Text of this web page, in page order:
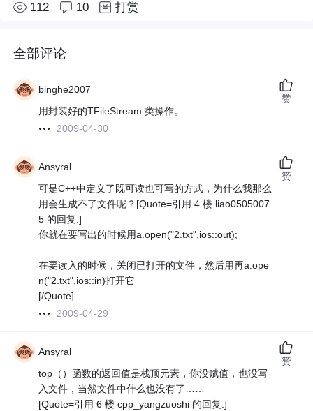
112 10 打赏
全部评论
binghe2007
用封装好的TFileStream 类操作。
2009-04-30
赞
Ansyral
可是C++中定义了既可读也可写的方式，为什么我那么
用会生成不了文件呢？[Quote=引用 4 楼 liao0505007
5 的回复:]
你就在要写出的时候用a.open("2.txt",ios::out);
在要读入的时候，关闭已打开的文件，然后用再a.ope
n("2.txt",ios::in)打开它
[/Quote]
2009-04-29
赞
Ansyral
top（）函数的返回值是栈顶元素，你没赋值，也没写
入文件，当然文件中什么也没有了……
[Quote=引用 6 楼 cpp_yangzuoshi 的回复:]
赞